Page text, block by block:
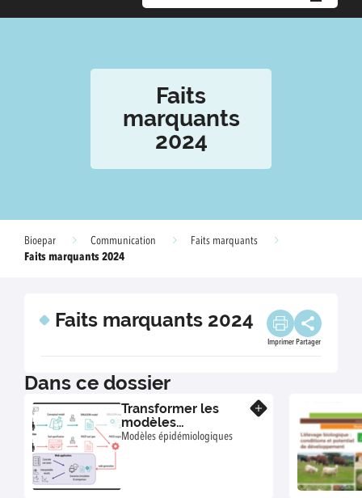
Faits
marquants
2024
Bioepar Communication
Faits marquants
Faits marquants 2024
Faits marquants 2024
Imprimer Partager
Dans ce dossier
Transformer les
modèles
épidémiologiques
Modèles épidémiologiques